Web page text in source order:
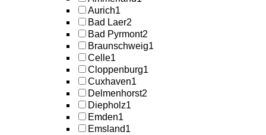
Aurich1
Bad Laer2
Bad Pyrmont2
Braunschweig1
Celle1
Cloppenburg1
Cuxhaven1
Delmenhorst2
Diepholz1
Emden1
Emsland1